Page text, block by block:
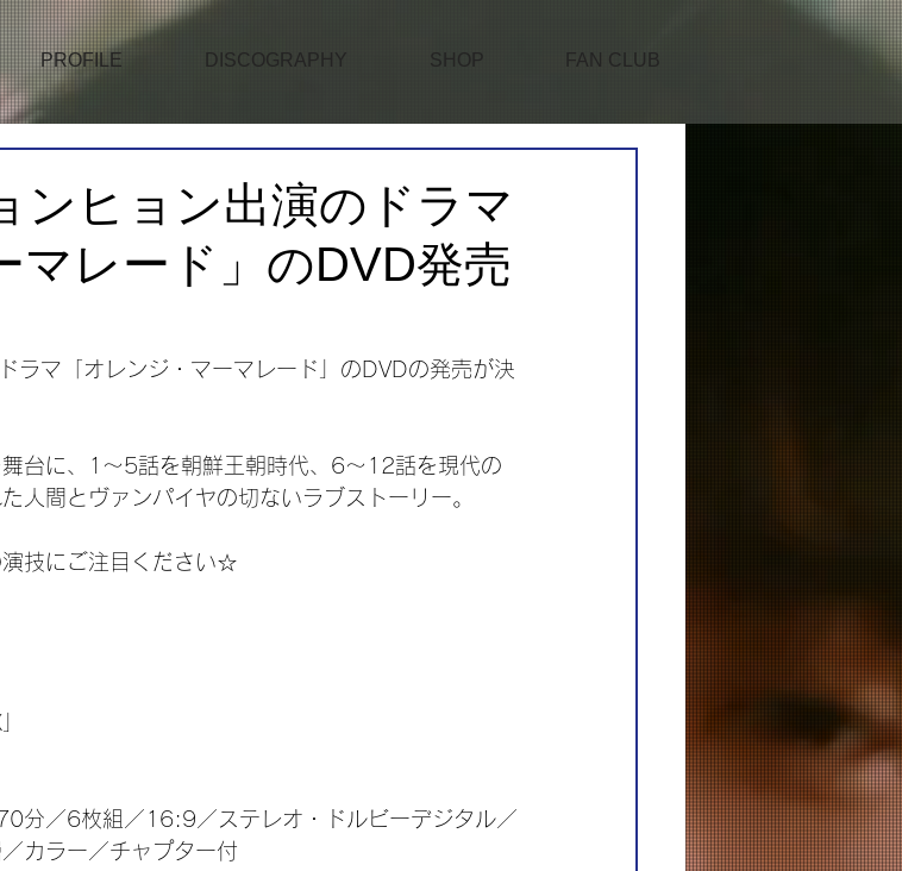
PROFILE DISCOGRAPHY SHOP FAN CLUB
ンヒョン出演のドラマ
マレード」のDVD発売
マ「オレンジ・マーマレード」のDVDの発売が決
台に、1～5話を朝鮮王朝時代、6～12話を現代の
人間とヴァンパイヤの切ないラブストーリー。
技にご注目ください☆
分／6枚組／16:9／ステレオ・ドルビーデジタル／
カラー／チャプター付